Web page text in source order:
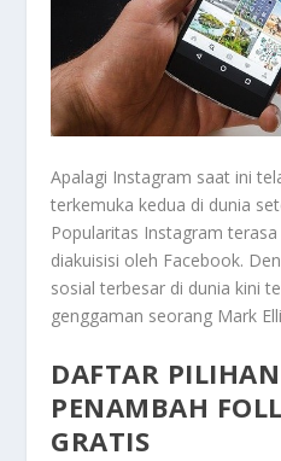
Apalagi Instagram saat ini
terkemuka kedua di dunia
Popularitas Instagram
diakuisisi oleh Facebook.
sosial terbesar di dunia kini
genggaman seorang Mark
DAFTAR
PENAMBAH
GRATIS